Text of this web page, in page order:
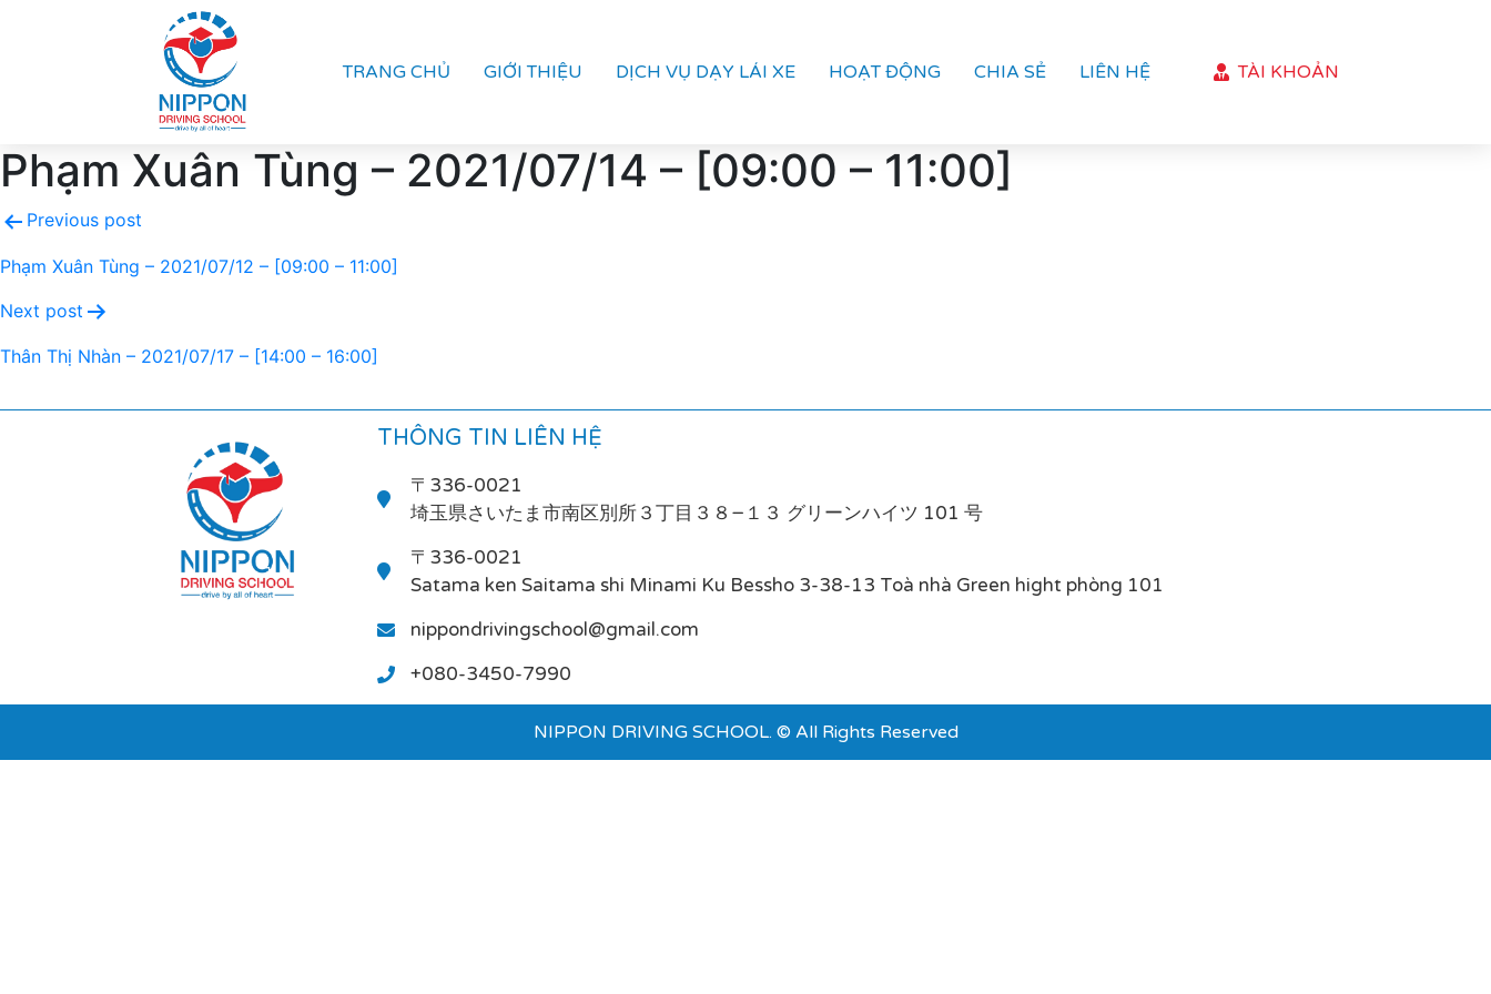
TRANG CHỦ GIỚI THIỆU DỊCH VỤ DẠY LÁI XE HOẠT ĐỘNG CHIA SẺ LIÊN HỆ TÀI KHOẢN
Phạm Xuân Tùng – 2021/07/14 – [09:00 – 11:00]
Previous post
Phạm Xuân Tùng – 2021/07/12 – [09:00 – 11:00]
Next post
Thân Thị Nhàn – 2021/07/17 – [14:00 – 16:00]
THÔNG TIN LIÊN HỆ
〒336-0021
埼玉県さいたま市南区別所３丁目３８−１３ グリーンハイツ 101 号
〒336-0021
Satama ken Saitama shi Minami Ku Bessho 3-38-13 Toà nhà Green hight phòng 101
nippondrivingschool@gmail.com
+080-3450-7990
NIPPON DRIVING SCHOOL. © All Rights Reserved